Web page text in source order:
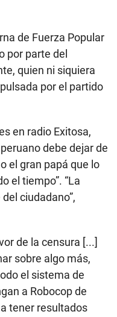
de Fuerza Popular
por parte del
quien ni siquiera
por el partido
en radio Exitosa,
debe dejar de
el gran papá que lo
el tiempo”. “La
ciudadano”,
de la censura [...]
sobre algo más,
el sistema de
a Robocop de
tener resultados